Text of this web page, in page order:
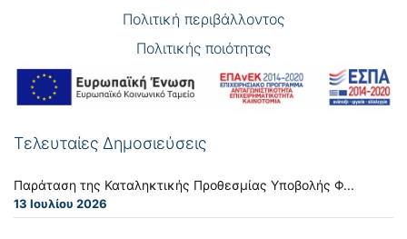
Πολιτική περιβάλλοντος
Πολιτικής ποιότητας
Τελευταίες Δημοσιεύσεις
Παράταση της Καταληκτικής Προθεσμίας Υποβολής Φ...
13 Ιουλίου 2026